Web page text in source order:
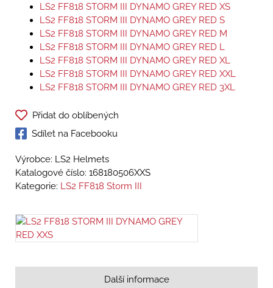
LS2 FF818 STORM III DYNAMO GREY RED XS
LS2 FF818 STORM III DYNAMO GREY RED S
LS2 FF818 STORM III DYNAMO GREY RED M
LS2 FF818 STORM III DYNAMO GREY RED L
LS2 FF818 STORM III DYNAMO GREY RED XL
LS2 FF818 STORM III DYNAMO GREY RED XXL
LS2 FF818 STORM III DYNAMO GREY RED 3XL
Přidat do oblíbených
Sdílet na Facebooku
Výrobce: LS2 Helmets
Katalogové číslo: 168180506XXS
Kategorie: LS2 FF818 Storm III
Další informace